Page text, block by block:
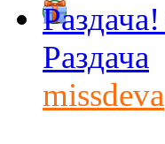
Раздача
missdeva